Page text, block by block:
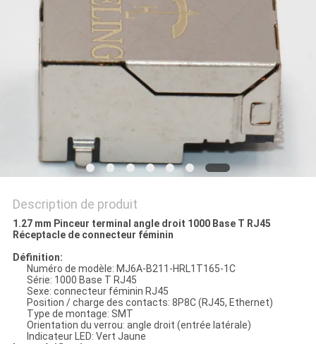
POLITIQUE
LA
VIE
PRIVÉE
Description de produit
1.27 mm Pinceur terminal angle droit 1000 Base T RJ45
Réceptacle de connecteur féminin
Définition:
Numéro de modèle: MJ6A-B211-HRL1T165-1C
Série: 1000 Base T RJ45
Sexe: connecteur féminin RJ45
Position / charge des contacts: 8P8C (RJ45, Ethernet)
Type de montage: SMT
Orientation du verrou: angle droit (entrée latérale)
Indicateur LED: Vert Jaune